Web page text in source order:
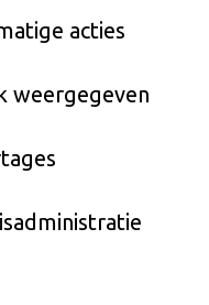
acties
weergegeven